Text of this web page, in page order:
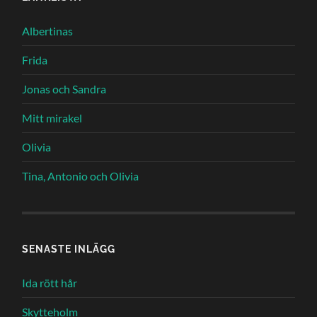
Albertinas
Frida
Jonas och Sandra
Mitt mirakel
Olivia
Tina, Antonio och Olivia
SENASTE INLÄGG
Ida rött hår
Skytteholm